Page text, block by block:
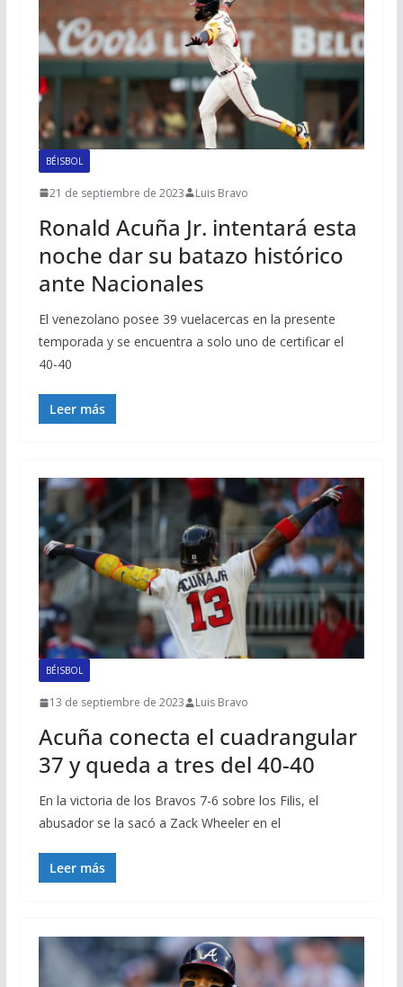
BÉISBOL
21 de septiembre de 2023 Luis Bravo
Ronald Acuña Jr. intentará esta
noche dar su batazo histórico
ante Nacionales
El venezolano posee 39 vuelacercas en la presente
temporada y se encuentra a solo uno de certificar el
40-40
Leer más
BÉISBOL
13 de septiembre de 2023 Luis Bravo
Acuña conecta el cuadrangular
37 y queda a tres del 40-40
En la victoria de los Bravos 7-6 sobre los Filis, el
abusador se la sacó a Zack Wheeler en el
Leer más